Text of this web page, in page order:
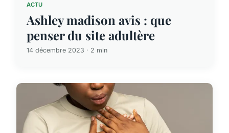
ACTU
Ashley madison avis : que
penser du site adultère
14 décembre 2023 · 2 min